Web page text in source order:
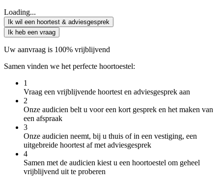
Loading...
Ik wil een hoortest & adviesgesprek
Ik heb een vraag
Uw aanvraag is 100% vrijblijvend
Samen vinden we het perfecte hoortoestel:
1
Vraag een vrijblijvende hoortest en adviesgesprek aan
2
Onze audicien belt u voor een kort gesprek en het maken van
een afspraak
3
Onze audicien neemt, bij u thuis of in een vestiging, een
uitgebreide hoortest af met adviesgesprek
4
Samen met de audicien kiest u een hoortoestel om geheel
vrijblijvend uit te proberen